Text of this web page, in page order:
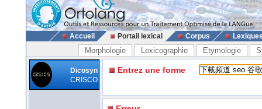
Accueil Portail lexical Corpus
Morphologie Lexicographie Etymologie
Dicosyn
CRISCO
Entrez une forme